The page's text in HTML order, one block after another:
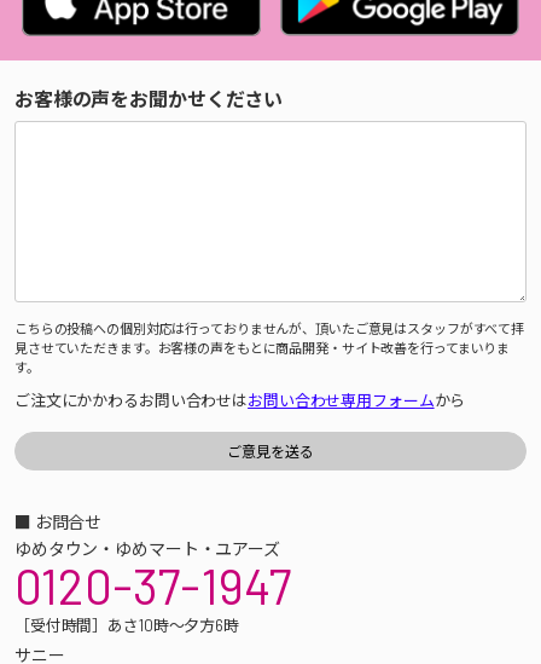
お客様の声をお聞かせください
こちらの投稿への個別対応は行っておりませんが、頂いたご意見はスタッフがすべて拝
見させていただきます。お客様の声をもとに商品開発・サイト改善を行ってまいりま
す。
ご注文にかかわるお問い合わせはお問い合わせ専用フォームから
■ お問合せ
ゆめタウン・ゆめマート・ユアーズ
0120-37-1947
［受付時間］あさ10時～夕方6時
サニー